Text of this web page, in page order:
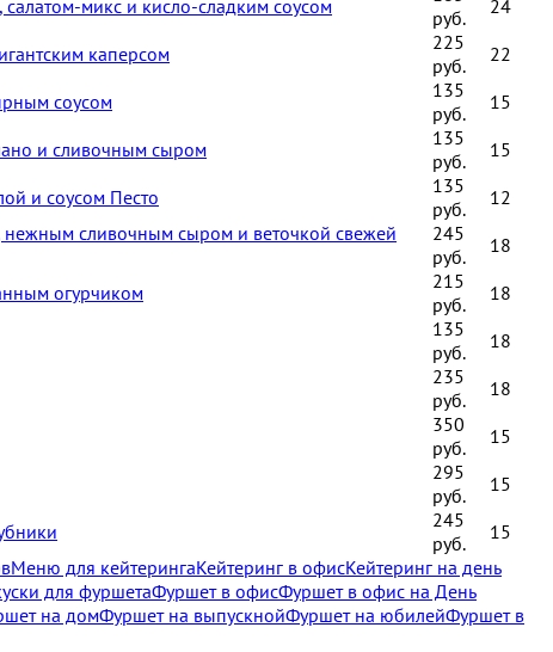
микс и кисло-сладким соусом
руб.
24
каперсом
225
руб.
22
соусом
135
руб.
15
и сливочным сыром
135
руб.
15
и соусом Песто
135
руб.
12
нежным сливочным сыром и веточкой свежей
245
руб.
18
огурчиком
215
руб.
18
135
руб.
18
235
руб.
18
350
руб.
15
295
руб.
15
245
руб.
15
Меню для кейтерингаКейтеринг в офисКейтеринг на день
для фуршетаФуршет в офисФуршет в офис на День
на домФуршет на выпускнойФуршет на юбилейФуршет в